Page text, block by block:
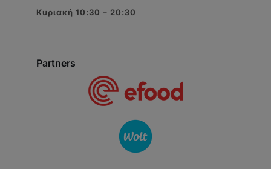
Κυριακή 10:30 – 20:30
Partners